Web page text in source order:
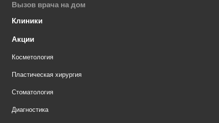
Вызов врача на дом
Клиники
Акции
Косметология
Пластическая хирургия
Стоматология
Диагностика